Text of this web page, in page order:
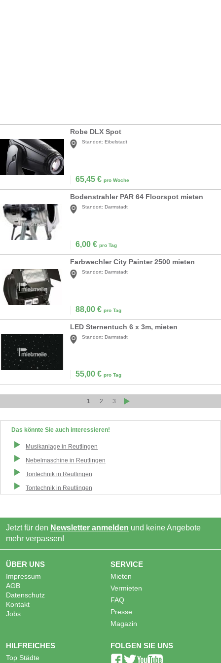
Robe DLX Spot
Standort: Eibelstadt
65,45 € pro Woche
Bodenstrahler PAR 64 Floorspot mieten
Standort: Darmstadt
6,00 € pro Tag
Farbwechler City Painter 2500 mieten
Standort: Darmstadt
88,00 € pro Tag
LED Sternentuch 6 x 3m, mieten
Standort: Darmstadt
55,00 € pro Tag
1 2 3
Das könnte Sie auch interessieren!
Musikanlage in Reutlingen
Nebelmaschine in Reutlingen
Tontechnik in Reutlingen
Tontechnik in Reutlingen
Jetzt für den Newsletter anmelden und keine Angebote
mehr verpassen!
ÜBER UNS
Impressum
AGB
Datenschutz
Kontakt
Jobs
SERVICE
Mieten
Vermieten
FAQ
Presse
Magazin
HILFREICHES
Top Städte
FOLGEN SIE UNS